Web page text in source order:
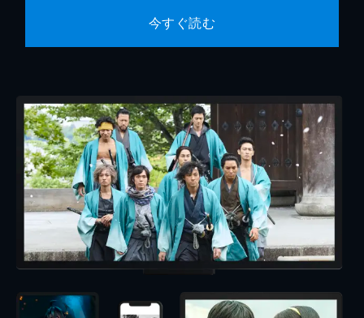
今すぐ読む